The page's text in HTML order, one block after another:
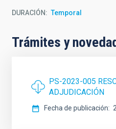
DURACIÓN Temporal
Trámites y
PS-2023-005
ADJUDICACIÓN
Fecha de publicación